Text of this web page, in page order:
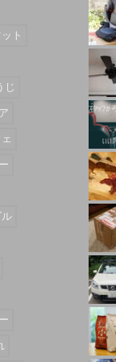
ト
じ